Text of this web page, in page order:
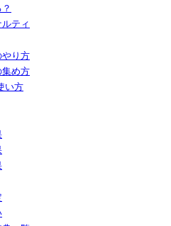
ティ
やり方
集め方
い方